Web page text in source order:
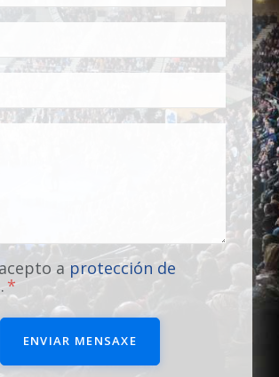
a protección de
.
ENVIAR MENSAXE